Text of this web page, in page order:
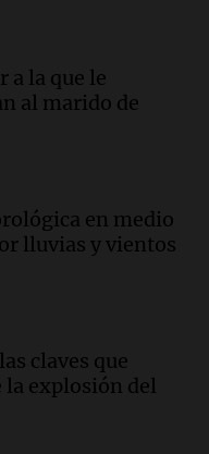
simular robo
fertilidad y la
sobre el
a la que le
al marido de
en medio
lluvias y vientos
claves que
explosión del